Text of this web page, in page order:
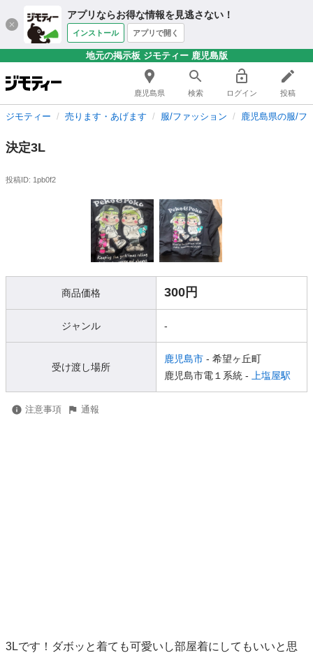
アプリならお得な情報を見逃さない！
インストール アプリで開く
地元の掲示板 ジモティー 鹿児島版
鹿児島県 検索 ログイン 投稿
ジモティー 売ります・あげます 服/ファッション 鹿児島県の服/フ
決定3L
投稿ID: 1pb0f2
商品価格 300円
ジャンル -
受け渡し場所
鹿児島市 - 希望ヶ丘町
鹿児島市電１系統 -
上塩屋駅
注意事項 通報
3Lです！ダボッと着ても可愛いし部屋着にしてもいいと思